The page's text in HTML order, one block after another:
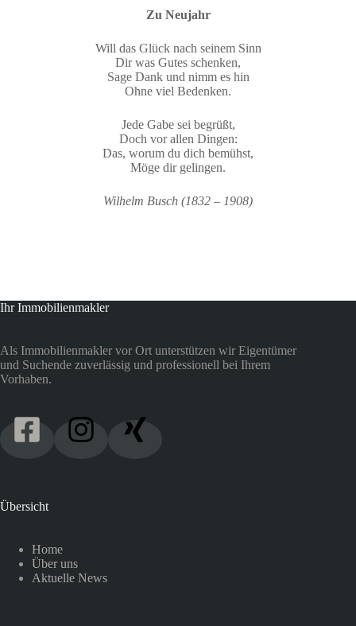
Zu Neujahr
Will das Glück nach seinem Sinn
Dir was Gutes schenken,
Sage Dank und nimm es hin
Ohne viel Bedenken.
Jede Gabe sei begrüßt,
Doch vor allen Dingen:
Das, worum du dich bemühst,
Möge dir gelingen.
Wilhelm Busch (1832 – 1908)
Ihr Immobilienmakler
Als Immobilienmakler vor Ort unterstützen wir Eigentümer
und Suchende zuverlässig und professionell bei Ihrem
Vorhaben.
Übersicht
Home
Über uns
Aktuelle News